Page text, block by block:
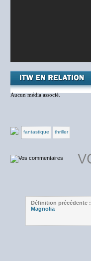
Aucun média associé.
fantastique thriller
Définition précédente :
Magnolia